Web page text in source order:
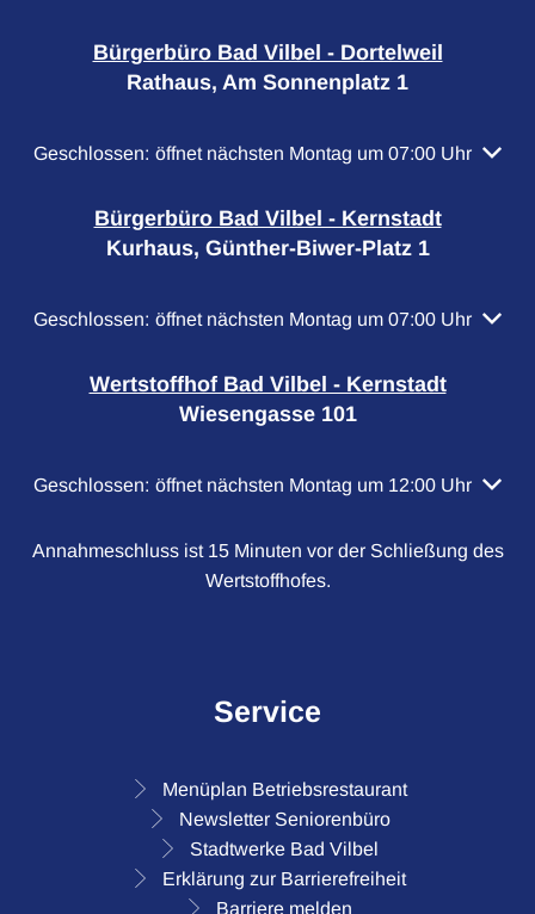
Bürgerbüro Bad Vilbel - Dortelweil
Rathaus, Am Sonnenplatz 1
Klicken, um weitere Öffnungs- oder Schließzeiten
Geschlossen: öffnet nächsten Montag um 07:00 Uhr
Bürgerbüro Bad Vilbel - Kernstadt
Kurhaus, Günther-Biwer-Platz 1
Klicken, um weitere Öffnungs- oder Schließzeiten
Geschlossen: öffnet nächsten Montag um 07:00 Uhr
Wertstoffhof Bad Vilbel - Kernstadt
Wiesengasse 101
Klicken, um weitere Öffnungs- oder Schließzeiten
Geschlossen: öffnet nächsten Montag um 12:00 Uhr
Annahmeschluss ist 15 Minuten vor der Schließung des
Wertstoffhofes.
Service
Menüplan Betriebsrestaurant
Newsletter Seniorenbüro
Stadtwerke Bad Vilbel
Erklärung zur Barrierefreiheit
Barriere melden